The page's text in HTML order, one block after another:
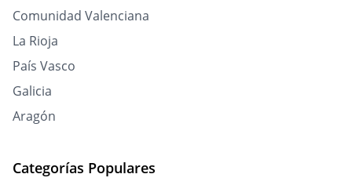
Comunidad Valenciana
La Rioja
País Vasco
Galicia
Aragón
Categorías Populares